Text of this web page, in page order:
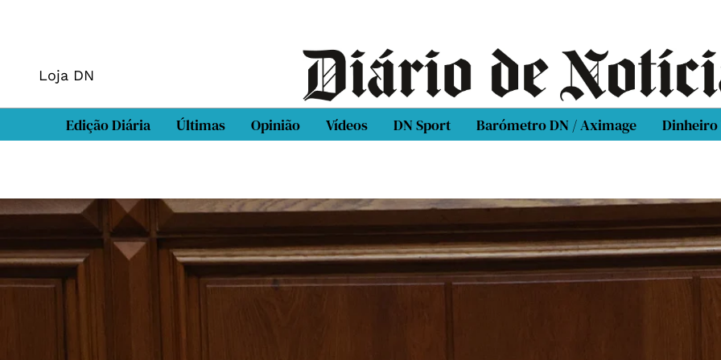
Loja DN
Edição Diária Últimas Opinião Vídeos DN Sport Barómetro DN / Aximage Dinheiro